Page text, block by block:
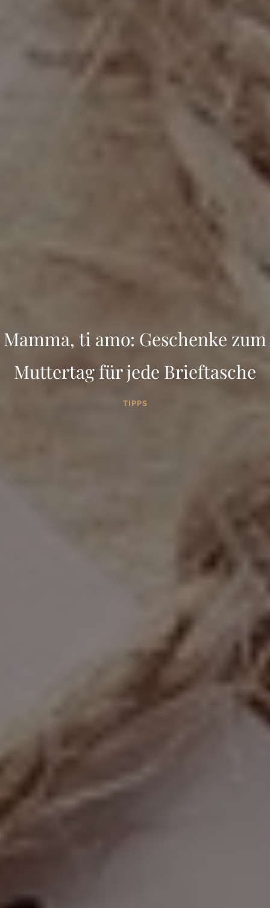
Mamma, ti amo: Geschenke zum
Muttertag für jede Brieftasche
TIPPS